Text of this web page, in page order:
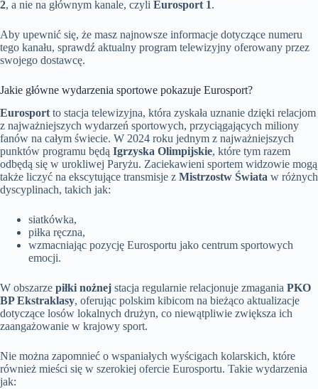
2, a nie na głównym kanale, czyli Eurosport 1.
Aby upewnić się, że masz najnowsze informacje dotyczące numeru
tego kanału, sprawdź aktualny program telewizyjny oferowany przez
swojego dostawcę.
Jakie główne wydarzenia sportowe pokazuje Eurosport?
Eurosport to stacja telewizyjna, która zyskała uznanie dzięki relacjom
z najważniejszych wydarzeń sportowych, przyciągających miliony
fanów na całym świecie. W 2024 roku jednym z najważniejszych
punktów programu będą Igrzyska Olimpijskie, które tym razem
odbędą się w urokliwej Paryżu. Zaciekawieni sportem widzowie mogą
także liczyć na ekscytujące transmisje z Mistrzostw Świata w różnych
dyscyplinach, takich jak:
siatkówka,
piłka ręczna,
wzmacniając pozycję Eurosportu jako centrum sportowych
emocji.
W obszarze piłki nożnej stacja regularnie relacjonuje zmagania PKO
BP Ekstraklasy, oferując polskim kibicom na bieżąco aktualizacje
dotyczące losów lokalnych drużyn, co niewątpliwie zwiększa ich
zaangażowanie w krajowy sport.
Nie można zapomnieć o wspaniałych wyścigach kolarskich, które
również mieści się w szerokiej ofercie Eurosportu. Takie wydarzenia
jak: